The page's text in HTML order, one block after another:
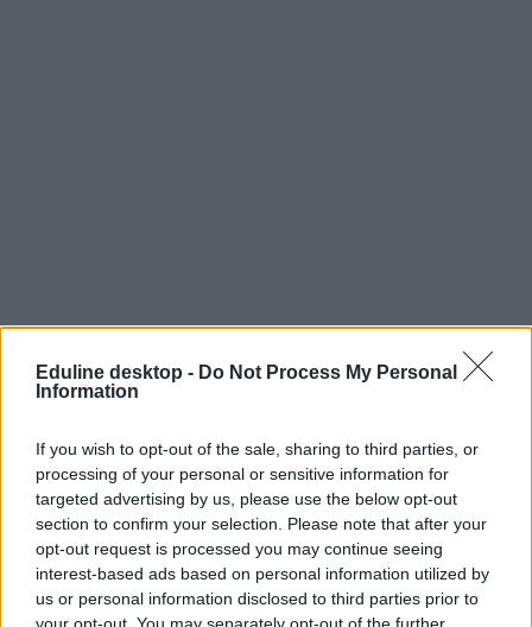
Eduline desktop - Do Not Process My Personal
Information
If you wish to opt-out of the sale, sharing to third parties, or
processing of your personal or sensitive information for
targeted advertising by us, please use the below opt-out
section to confirm your selection. Please note that after your
opt-out request is processed you may continue seeing
interest-based ads based on personal information utilized by
us or personal information disclosed to third parties prior to
your opt-out. You may separately opt-out of the further